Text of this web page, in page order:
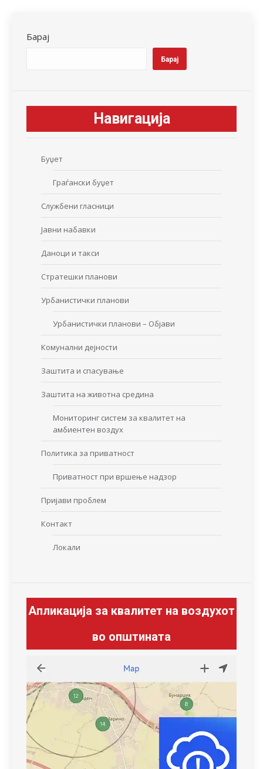
Барај
Барај
Навигација
Буџет
Граѓански буџет
Службени гласници
Јавни набавки
Даноци и такси
Стратешки планови
Урбанистички планови
Урбанистички планови – Објави
Комунални дејности
Заштита и спасување
Заштита на животна средина
Мониторинг систем за квалитет на
амбиентен воздух
Политика за приватност
Приватност при вршење надзор
Пријави проблем
Контакт
Локали
Апликација за квалитет на воздухот
во општината